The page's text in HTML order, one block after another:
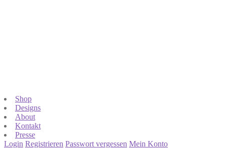
Shop
Designs
About
Kontakt
Presse
Login Registrieren Passwort vergessen Mein Konto